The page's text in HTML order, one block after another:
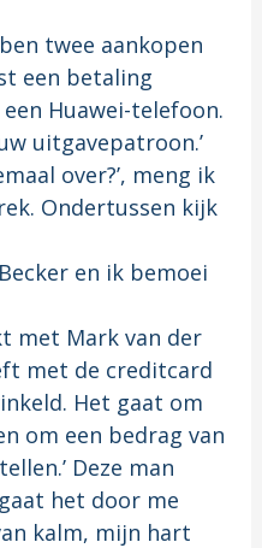
twee aankopen
een betaling
Huawei-telefoon.
uitgavepatroon.’
over?’, meng ik
Ondertussen kijk
en ik bemoei
met Mark van der
met de creditcard
Het gaat om
om een bedrag van
Deze man
het door me
kalm, mijn hart